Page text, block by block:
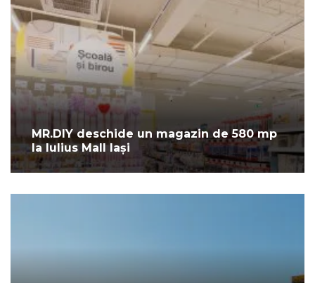
MR.DIY deschide un magazin de 580 mp
la Iulius Mall Iași